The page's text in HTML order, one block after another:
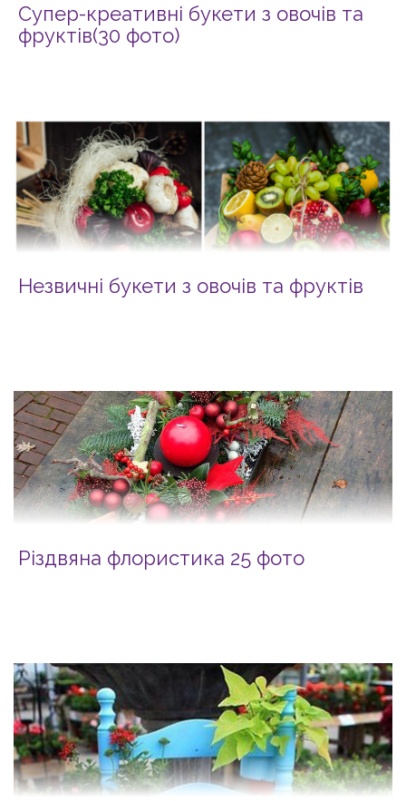
Супер-креативні букети з овочів та
фруктів(30 фото)
Незвичні букети з овочів та фруктів
Різдвяна флористика 25 фото